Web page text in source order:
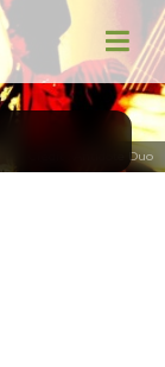
Crédit : Antidote Duo